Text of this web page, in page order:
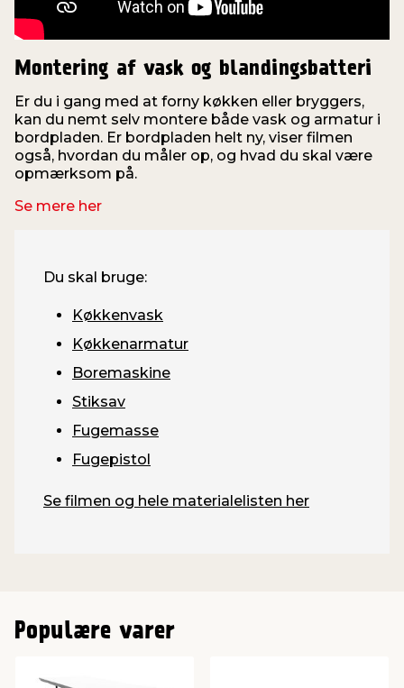
Montering af vask og blandingsbatteri
Er du i gang med at forny køkken eller bryggers,
kan du nemt selv montere både vask og armatur i
bordpladen. Er bordpladen helt ny, viser filmen
også, hvordan du måler op, og hvad du skal være
opmærksom på.
Se mere her
Du skal bruge:
Køkkenvask
Køkkenarmatur
Boremaskine
Stiksav
Fugemasse
Fugepistol
Se filmen og hele materialelisten her
Populære varer